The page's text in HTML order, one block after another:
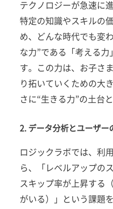
1.1
1. 開発
の原点
と「考
える
重要性
1.2
2. デー
ザーの
基づく
機能強
子ど
テクノロジーが急速に
特定の知識やスキルの
め、どんな時代でも変
な力”である「考える
す。この力は、お子さ
り拓いていくための大
さに“生きる力”の土台
2. データ分析とユーザー
ロジックラボでは、利
ら、「レベルアップの
スキップ率が上昇する
がいる）」という課題